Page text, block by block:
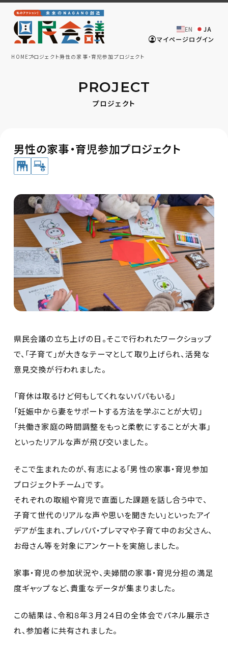
マイページログイン
EN JA
HOMEプロジェクト男性の家事・育児参加プロジェクト
PROJECT
プロジェクト
男性の家事・育児参加プロジェクト
県民会議の立ち上げの日。そこで行われたワークショップ
で、「子育て」が大きなテーマとして取り上げられ、活発な
意見交換が行われました。
「育休は取るけど何もしてくれないパパもいる」
「妊娠中から妻をサポートする方法を学ぶことが大切」
「共働き家庭の時間調整をもっと柔軟にすることが大事」
といったリアルな声が飛び交いました。
そこで生まれたのが、有志による「男性の家事・育児参加
プロジェクトチーム」です。
それぞれの取組や育児で直面した課題を話し合う中で、
子育て世代のリアルな声や思いを聞きたい」といったアイ
デアが生まれ、プレパパ・プレママや子育て中のお父さん、
お母さん等を対象にアンケートを実施しました。
家事・育児の参加状況や、夫婦間の家事・育児分担の満足
度ギャップなど、貴重なデータが集まりました。
この結果は、令和８年３月２４日の全体会でパネル展示さ
れ、参加者に共有されました。